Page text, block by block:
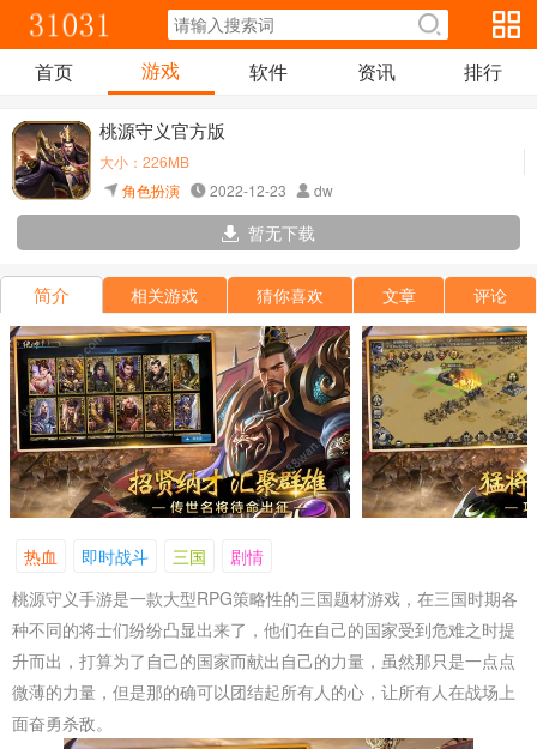
首页 游戏 软件 资讯 排行
桃源守义官方版
大小：226MB
角色扮演
2022-12-23 dw
暂无下载
简介 相关游戏 猜你喜欢 文章 评论
热血 即时战斗 三国
剧情
桃源守义手游是一款大型RPG策略性的三国题材游戏，在三国时期各
种不同的将士们纷纷凸显出来了，他们在自己的国家受到危难之时提
升而出，打算为了自己的国家而献出自己的力量，虽然那只是一点点
微薄的力量，但是那的确可以团结起所有人的心，让所有人在战场上
面奋勇杀敌。